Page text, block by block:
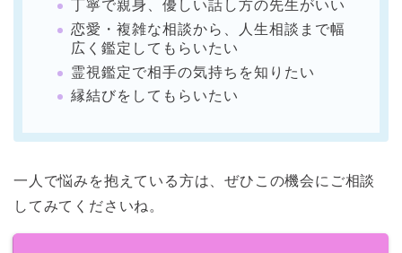
丁寧で親身、優しい話し方の先生がいい
恋愛・複雑な相談から、人生相談まで幅
広く鑑定してもらいたい
霊視鑑定で相手の気持ちを知りたい
縁結びをしてもらいたい
一人で悩みを抱えている方は、ぜひこの機会にご相談
してみてくださいね。